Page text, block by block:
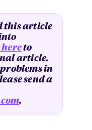
this article
to
article.
problems in
send a
.